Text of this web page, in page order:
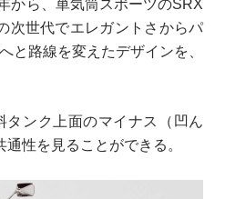
から、単気筒スポーツのSRX
次世代でエレガントさからパ
と路線を変えたデザインを、
タンク上面のマイナス（凹ん
性を見ることができる。